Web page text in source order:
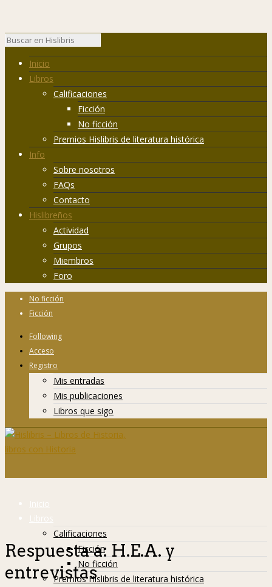
Inicio
Libros
Calificaciones
Ficción
No ficción
Premios Hislibris de literatura histórica
Info
Sobre nosotros
FAQs
Contacto
Hislibreños
Actividad
Grupos
Miembros
Foro
No ficción
Ficción
Following
Acceso
Registro
Mis entradas
Mis publicaciones
Libros que sigo
Inicio
Libros
Calificaciones
Ficción
No ficción
Premios Hislibris de literatura histórica
Respuesta a: H.E.A. y
entrevistas